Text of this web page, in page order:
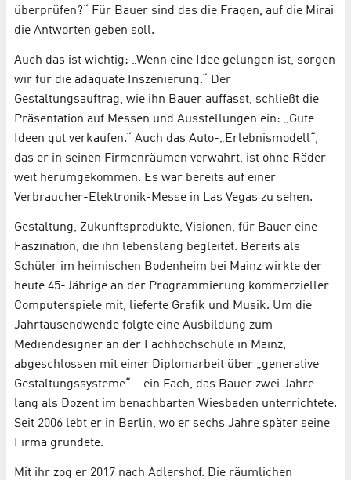
überprüfen?“ Für Bauer sind das die Fragen, auf die Mirai
die Antworten geben soll.
Auch das ist wichtig: „Wenn eine Idee gelungen ist, sorgen
wir für die adäquate Inszenierung.“ Der
Gestaltungsauftrag, wie ihn Bauer auffasst, schließt die
Präsentation auf Messen und Ausstellungen ein: „Gute
Ideen gut verkaufen.“ Auch das Auto-„Erlebnismodell“,
das er in seinen Firmenräumen verwahrt, ist ohne Räder
weit herumgekommen. Es war bereits auf einer
Verbraucher-Elektronik-Messe in Las Vegas zu sehen.
Gestaltung, Zukunftsprodukte, Visionen, für Bauer eine
Faszination, die ihn lebenslang begleitet. Bereits als
Schüler im heimischen Bodenheim bei Mainz wirkte der
heute 45-Jährige an der Programmierung kommerzieller
Computerspiele mit, lieferte Grafik und Musik. Um die
Jahrtausendwende folgte eine Ausbildung zum
Mediendesigner an der Fachhochschule in Mainz,
abgeschlossen mit einer Diplomarbeit über „generative
Gestaltungssysteme“ – ein Fach, das Bauer zwei Jahre
lang als Dozent im benachbarten Wiesbaden unterrichtete.
Seit 2006 lebt er in Berlin, wo er sechs Jahre später seine
Firma gründete.
Mit ihr zog er 2017 nach Adlershof. Die räumlichen